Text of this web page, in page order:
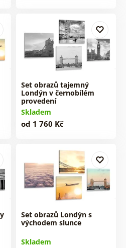
Set obrazů tajemný
Londýn v černobílém
provedení
Skladem
od 1 760 Kč
Set obrazů Londýn s
východem slunce
Skladem